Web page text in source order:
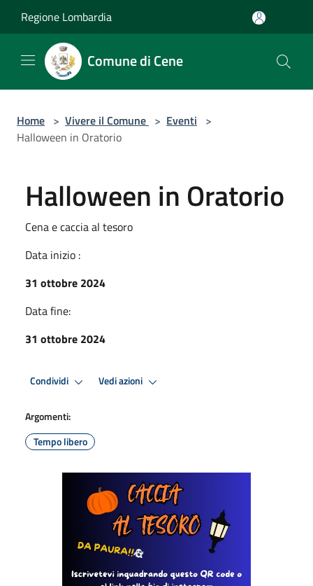
Regione Lombardia
Comune di Cene
Home > Vivere il Comune > Eventi >
Halloween in Oratorio
Halloween in Oratorio
Cena e caccia al tesoro
Data inizio :
31 ottobre 2024
Data fine:
31 ottobre 2024
Condividi Vedi azioni
Argomenti:
Tempo libero